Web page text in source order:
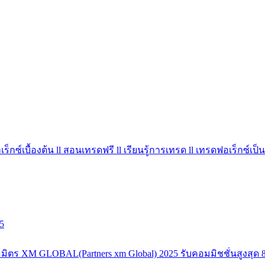
เร็กซ์เบื้องต้น ll สอนเทรดฟรี ll เรียนรู้การเทรด ll เทรดฟอเร็กซ์เป็
XM GLOBAL(Partners xm Global) 2025 รับคอมมิชชั่นสูงสุด